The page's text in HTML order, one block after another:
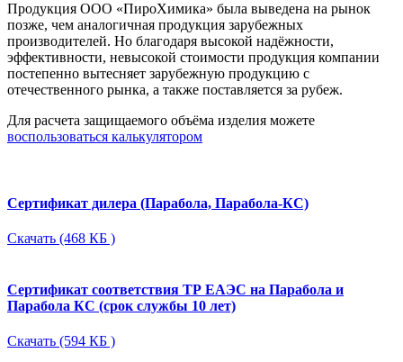
Продукция ООО «ПироХимика» была выведена на рынок
позже, чем аналогичная продукция зарубежных
производителей. Но благодаря высокой надёжности,
эффективности, невысокой стоимости продукция компании
постепенно вытесняет зарубежную продукцию с
отечественного рынка, а также поставляется за рубеж.
Для расчета защищаемого объёма изделия можете
воспользоваться калькулятором
Сертификат дилера (Парабола, Парабола-КС)
Скачать (468 КБ )
Сертификат соответствия ТР ЕАЭС на Парабола и
Парабола КС (срок службы 10 лет)
Скачать (594 КБ )